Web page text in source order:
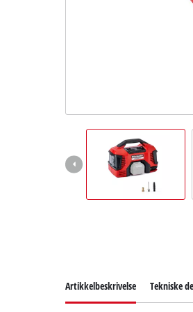
Artikkelbeskrivelse Tekniske